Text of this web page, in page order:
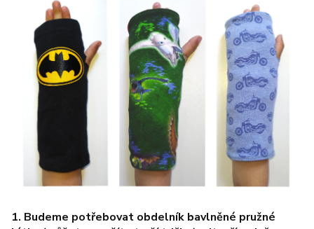
1. Budeme potřebovat obdelník bavlněné pružné